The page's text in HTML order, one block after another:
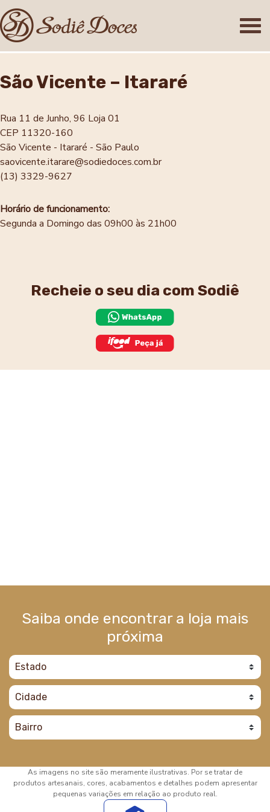
São Vicente – Itararé
Rua 11 de Junho, 96 Loja 01
CEP 11320-160
São Vicente - Itararé - São Paulo
saovicente.itarare@sodiedoces.com.br
(13) 3329-9627
Horário de funcionamento:
Segunda a Domingo das 09h00 às 21h00
Recheie o seu dia com Sodiê
Saiba onde encontrar a loja mais
próxima
As imagens no site são meramente ilustrativas. Por se tratar de
produtos artesanais, cores, acabamentos e detalhes podem apresentar
pequenas variações em relação ao produto real.